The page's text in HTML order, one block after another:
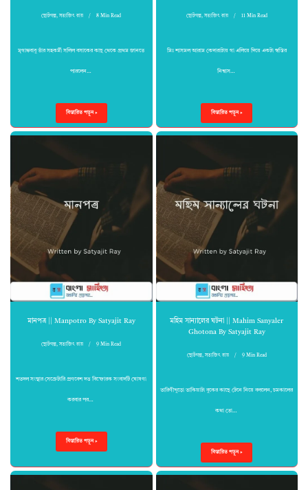
ছোটগল্প,সত্যজিৎ রায় 8 Min Read
মৃগাঙ্কবাবু তাঁর সহকর্মী সলিল বসাকের কাছ থেকে প্রথম জানতে
পারলেন…
বিস্তারিত পড়ুন »
ছোটগল্প, সত্যজিৎ রায় 11 Min Read
মিঃ শাসমল আরাম কেদারাটায় গা এলিয়ে দিয়ে একটা স্বস্তির
নিশ্বাস…
বিস্তারিত পড়ুন »
মানপত্র || Manpotro By Satyajit Ray
ছোটগল্প,সত্যজিৎ রায় 9 Min Read
শতদল সংস্থার সেক্রেটারি প্রণবেশ দত্ত বিস্ফোরক সংবাদটি ঘোষণা
করবার পর…
বিস্তারিত পড়ুন »
মহিম সান্যালের ঘটনা || Mahim Sanyaler
Ghotona By Satyajit Ray
ছোটগল্প, সত্যজিৎ রায় 9 Min Read
তারিণীখুড়ো তাকিয়াটা বুকের কাছে টেনে নিয়ে বললেন, চমকালের
কথা তো…
বিস্তারিত পড়ুন »